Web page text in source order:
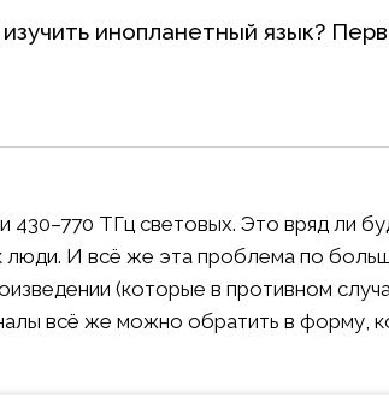
инопланетный язык?
ТГц световых. Это вряд ли
люди. И всё же эта проблема по
(которые в противном
всё же можно обратить в форму,